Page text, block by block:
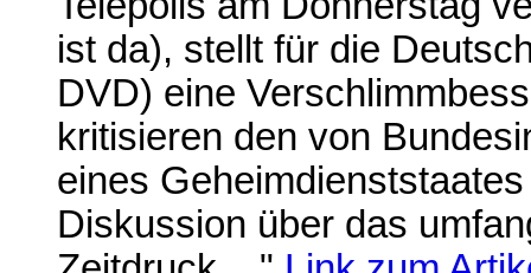
ist da), stellt für die
DVD) eine
kritisieren den von
eines
Diskussion über das